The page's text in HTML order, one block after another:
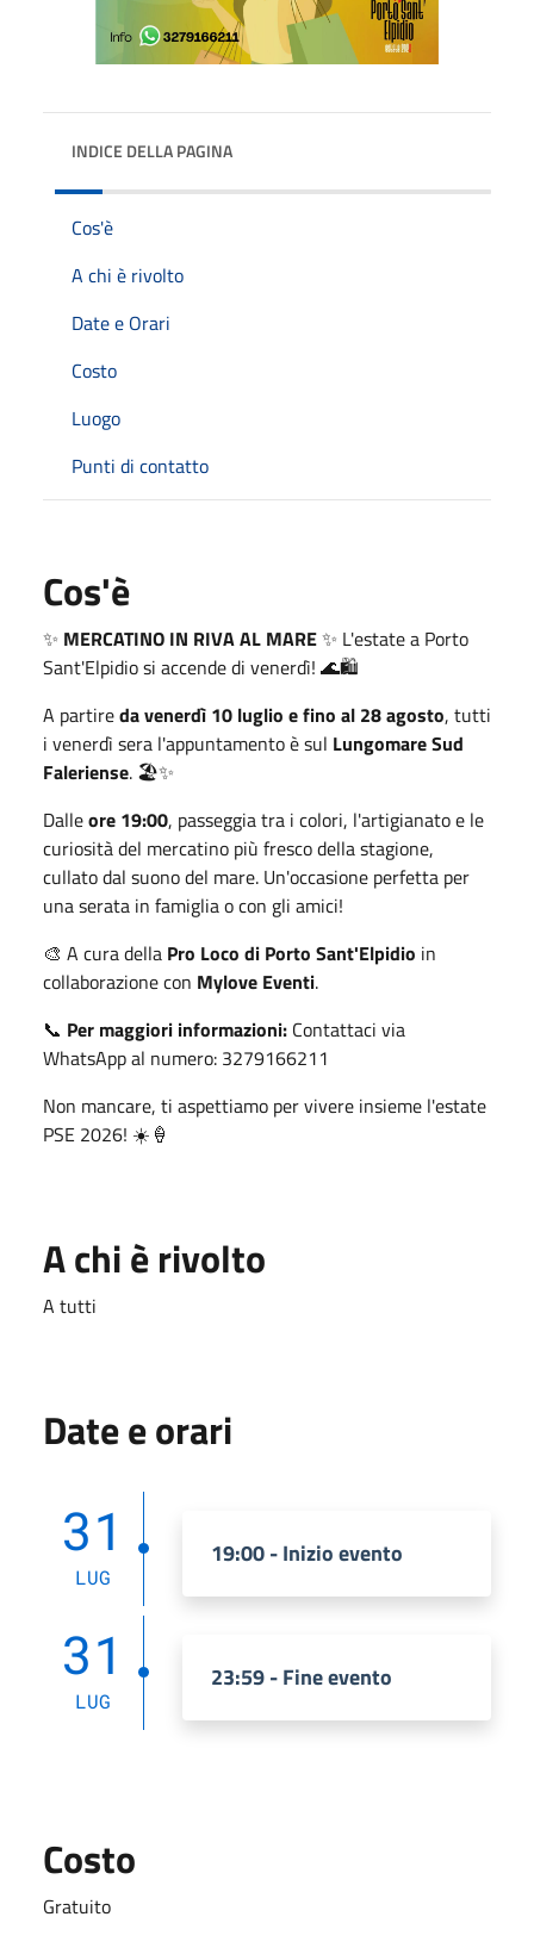
INDICE DELLA PAGINA
Cos'è
A chi è rivolto
Date e Orari
Costo
Luogo
Punti di contatto
Cos'è
✨ MERCATINO IN RIVA AL MARE✨ L'estate a Porto
Sant'Elpidio si accende di venerdì! 🌊🛍️
A partireda venerdì 10 luglio e fino al 28 agosto, tutti
i venerdì sera l'appuntamento è sul Lungomare Sud
Faleriense. 🏖️✨
Dalleore 19:00, passeggia tra i colori, l'artigianato e le
curiosità del mercatino più fresco della stagione,
cullato dal suono del mare. Un'occasione perfetta per
una serata in famiglia o con gli amici!
🎨 A cura della Pro Loco di Porto Sant'Elpidio in
collaborazione con Mylove Eventi.
📞 Per maggiori informazioni: Contattaci via
WhatsApp al numero: 3279166211
Non mancare, ti aspettiamo per vivere insieme l'estate
PSE 2026! ☀️🍦
A chi è rivolto
A tutti
Date e orari
31
LUG
19:00 - Inizio evento
31
LUG
23:59 - Fine evento
Costo
Gratuito